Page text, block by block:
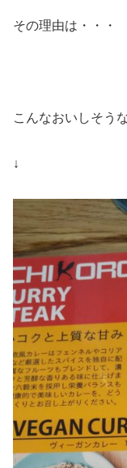
その理由は・・・
こんなおいしそう
↓